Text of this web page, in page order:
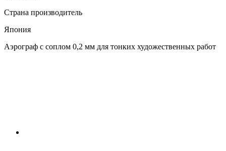
Страна производитель
Япония
Аэрограф с соплом 0,2 мм для тонких художественных работ